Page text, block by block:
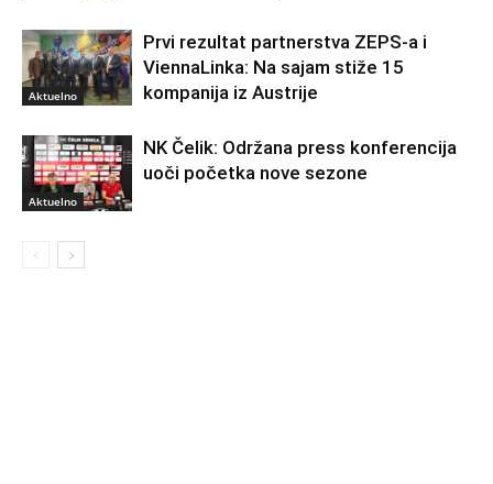
Aktuelno
Prvi rezultat partnerstva ZEPS-a i
ViennaLinka: Na sajam stiže 15
kompanija iz Austrije
Aktuelno
NK Čelik: Održana press konferencija
uoči početka nove sezone